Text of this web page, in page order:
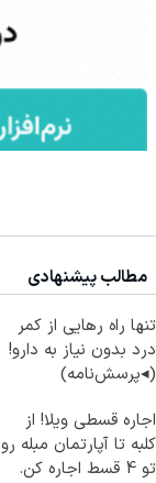
مطالب پیشنهادی
تنها راه رهایی از کمر
درد بدون نیاز به دارو!
(◂پرسش‌نامه)
اجاره‌ قسطی ویلا! از
کلبه تا آپارتمان مبله رو
تو 4 قسط اجاره کن.